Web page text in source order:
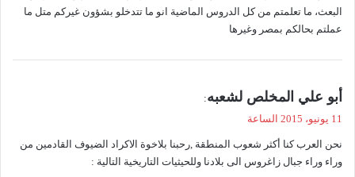
البعث، ما تعلمتم من كل الدروس الماضية انو ما تتدخلو بشؤون غيركم متل ما
عملتم بحالكم بمصر وغيرها
ي
ل
أبو علي المخلص لشعبه:
11 يونيو، 2015 الساعة
نحن العرب كنا أكثر شعوب المنطقة ,رحبنا بلاخوة الاكراد الضيوف القادمين من
وراء وراء جبال زاغروس الى بلادنا وللحيثيات التاريخية التالية :